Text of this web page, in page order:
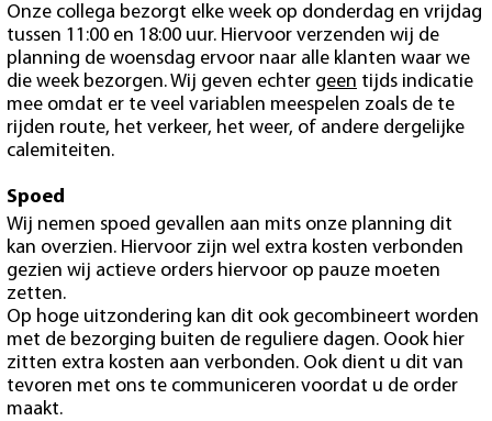
Onze collega bezorgt elke week op donderdag en vrijdag
tussen 11:00 en 18:00 uur. Hiervoor verzenden wij de
planning de woensdag ervoor naar alle klanten waar we
die week bezorgen. Wij geven echter geen tijds indicatie
mee omdat er te veel variablen meespelen zoals de te
rijden route, het verkeer, het weer, of andere dergelijke
calemiteiten.
Spoed
Wij nemen spoed gevallen aan mits onze planning dit
kan overzien. Hiervoor zijn wel extra kosten verbonden
gezien wij actieve orders hiervoor op pauze moeten
zetten.
Op hoge uitzondering kan dit ook gecombineert worden
met de bezorging buiten de reguliere dagen. Oook hier
zitten extra kosten aan verbonden. Ook dient u dit van
tevoren met ons te communiceren voordat u de order
maakt.